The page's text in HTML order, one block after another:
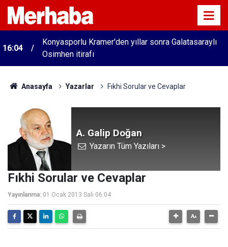
16:04
Konyasporlu Kramer'den yıllar sonra Galatasaraylı
Osimhen itirafı
Anasayfa Yazarlar Fıkhi Sorular ve Cevaplar
A. Galip Doğan
Yazarın Tüm Yazıları >
Fıkhi Sorular ve Cevaplar
Yayınlanma: 01 Ocak 2013 Salı 06:04